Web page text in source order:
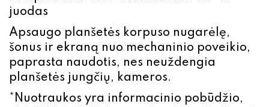
juodas
Apsaugo planšetės korpuso nugarėlę,
šonus ir ekraną nuo mechaninio poveikio,
paprasta naudotis, nes neuždengia
planšetės jungčių, kameros.
*Nuotraukos yra informacinio pobūdžio,